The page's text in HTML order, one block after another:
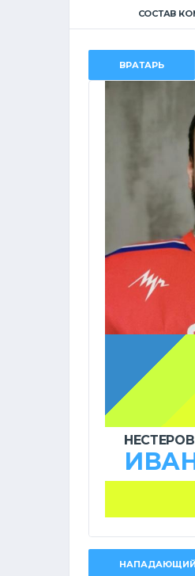
СОСТАВ
ВРАТАРЬ
НЕСТЕРОВ
НАПАДАЮЩИЙ